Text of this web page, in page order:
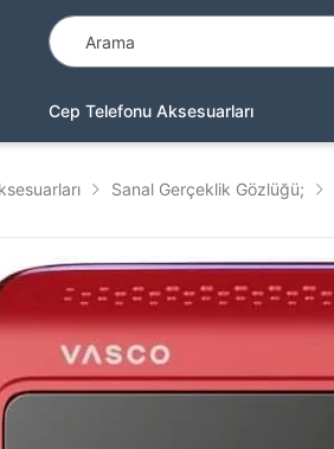
Cep Telefonu Aksesuarları
Sanal Gerçeklik Gözlüğü;